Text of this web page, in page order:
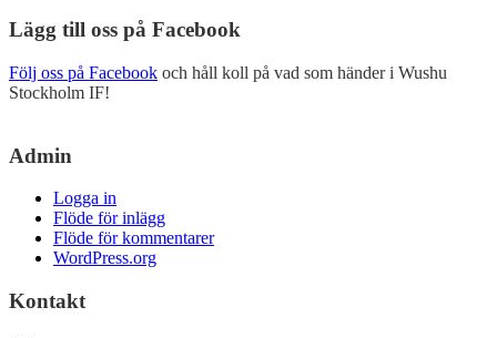
Lägg till oss på Facebook
Följ oss på Facebook och håll koll på vad som händer i Wushu
Stockholm IF!
Admin
Logga in
Flöde för inlägg
Flöde för kommentarer
WordPress.org
Kontakt